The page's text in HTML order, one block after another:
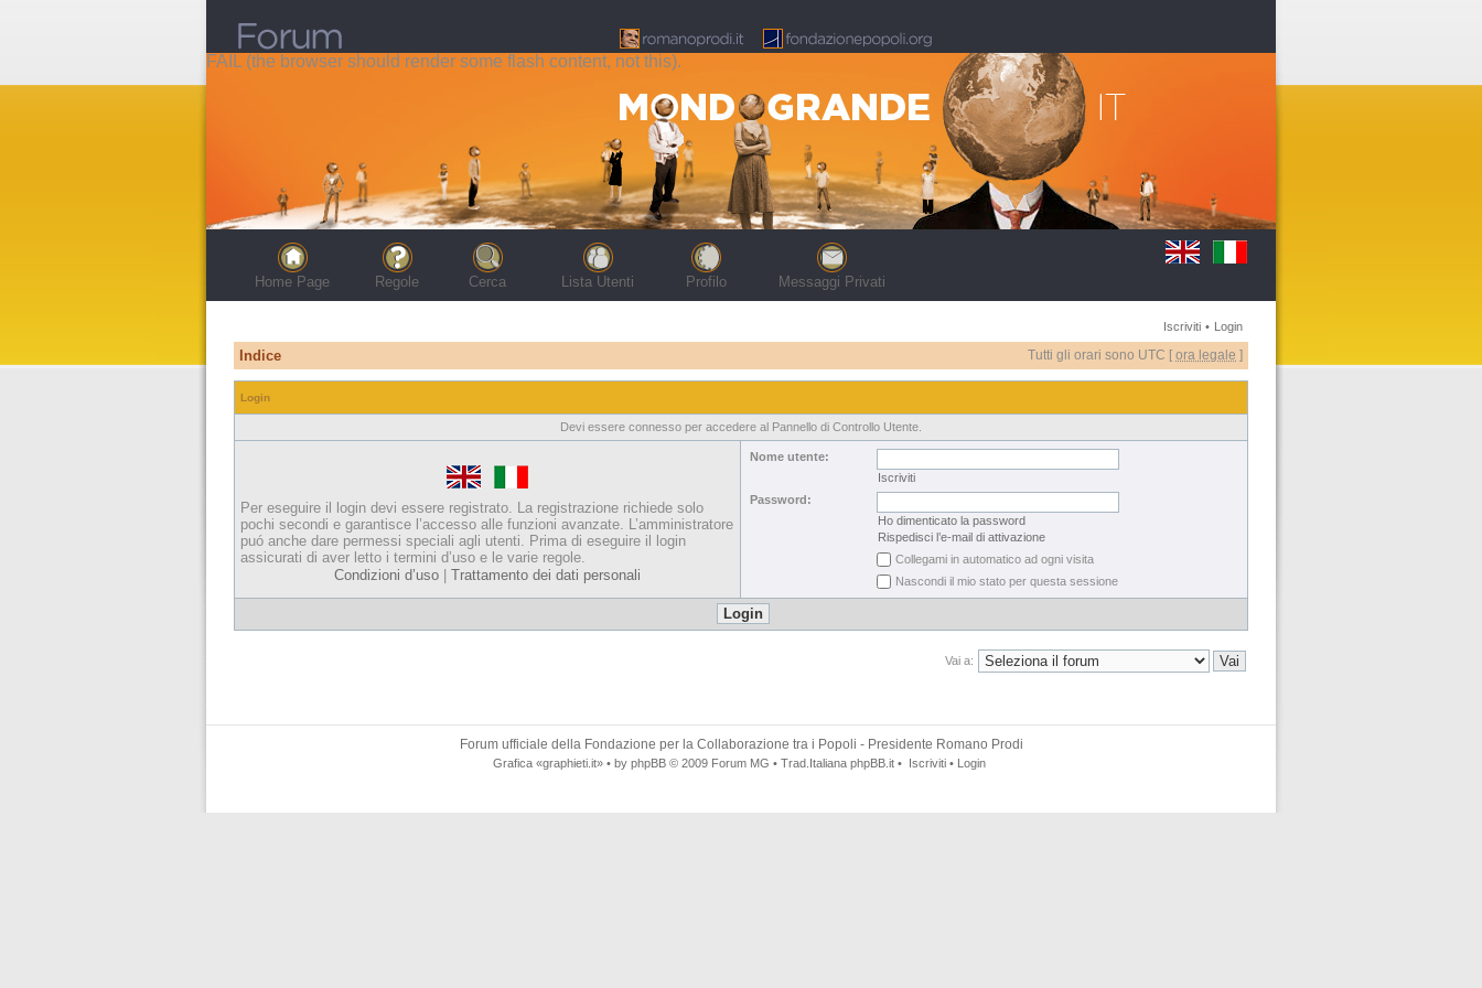
FAIL (the browser should render some flash content, not this).
Home Page Regole Cerca Lista Utenti Profilo Messaggi Privati
Iscriviti • Login
Indice Tutti gli orari sono UTC [ ora legale ]
Login
Devi essere connesso per accedere al Pannello di Controllo Utente.
Per eseguire il login devi essere registrato. La registrazione richiede solo
pochi secondi e garantisce l’accesso alle funzioni avanzate. L’amministratore
puó anche dare permessi speciali agli utenti. Prima di eseguire il login
assicurati di aver letto i termini d’uso e le varie regole.
Condizioni d’uso
Trattamento dei dati personali
Nome utente:
Iscriviti
Password:
Ho dimenticato la password
Rispedisci l’e-mail di attivazione
Collegami in automatico ad ogni visita
Nascondi il mio stato per questa sessione
Vai a:
Forum ufficiale della Fondazione per la Collaborazione tra i Popoli - Presidente Romano Prodi
Grafica «graphieti.it» • by phpBB © 2009 Forum MG • Trad.Italiana phpBB.it • Iscriviti • Login